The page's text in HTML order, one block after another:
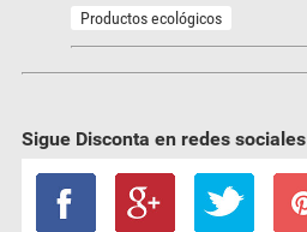
Productos ecológicos
Sigue Disconta en redes sociales